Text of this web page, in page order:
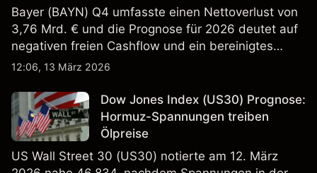
Bayer (BAYN) Q4 umfasste einen Nettoverlust von
3,76 Mrd. € und die Prognose für 2026 deutet auf
negativen freien Cashflow und ein bereinigtes
EBITDA von 9,6–10,1 Mrd. € hin. Die
verlässlicher Indikator für zukünftige Ergebnisse.
12:06, 13 März 2026
Dow Jones Index (US30) Prognose:
Hormuz-Spannungen treiben
Ölpreise
US Wall Street 30 (US30) notierte am 12. März